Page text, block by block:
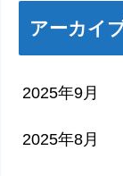
アーカイ
2025年9月
2025年8月